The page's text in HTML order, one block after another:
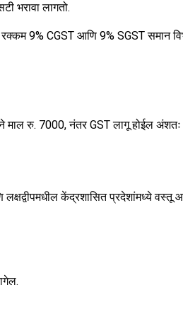
भरावा लागतो.
रक्कम 9% CGST आणि 9% SGST समान
माल रु. 7000, नंतर GST लागू होईल
केंद्रशासित प्रदेशांमध्ये वस्तू